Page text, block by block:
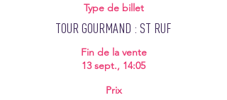
Type de billet
TOUR GOURMAND : ST RUF
Fin de la vente
13 sept., 14:05
Prix